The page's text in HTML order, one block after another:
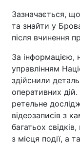
Зазначається,
та знайти у
після вчинення
За інформацією,
управлінням
здійснили
оперативних
ретельне
відеозаписів з
багатьох
з місця події, а